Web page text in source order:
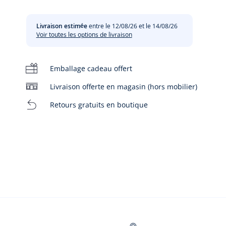
Livraison estiméeentre le 12/08/26 et le 14/08/26
Voir toutes les options de livraison
Emballage cadeau offert
Livraison offerte en magasin (hors mobilier)
Retours gratuits en boutique